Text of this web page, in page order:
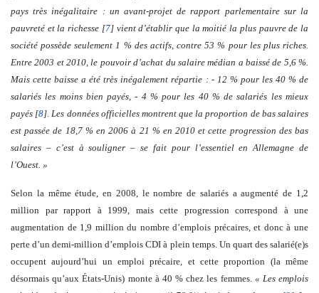
pays très inégalitaire : un avant-projet de rapport parlementaire sur la
pauvreté et la richesse [7] vient d’établir que la moitié la plus pauvre de la
société possède seulement 1 % des actifs, contre 53 % pour les plus riches.
Entre 2003 et 2010, le pouvoir d’achat du salaire médian a baissé de 5,6 %.
Mais cette baisse a été très inégalement répartie : - 12 % pour les 40 % de
salariés les moins bien payés, - 4 % pour les 40 % de salariés les mieux
payés [8]. Les données officielles montrent que la proportion de bas salaires
est passée de 18,7 % en 2006 à 21 % en 2010 et cette progression des bas
salaires – c’est à souligner – se fait pour l’essentiel en Allemagne de
l’Ouest. »
Selon la même étude, en 2008, le nombre de salariés a augmenté de 1,2
million par rapport à 1999, mais cette progression correspond à une
augmentation de 1,9 million du nombre d’emplois précaires, et donc à une
perte d’un demi-million d’emplois CDI à plein temps. Un quart des salarié(e)s
occupent aujourd’hui un emploi précaire, et cette proportion (la même
désormais qu’aux États-Unis) monte à 40 % chez les femmes. « Les emplois